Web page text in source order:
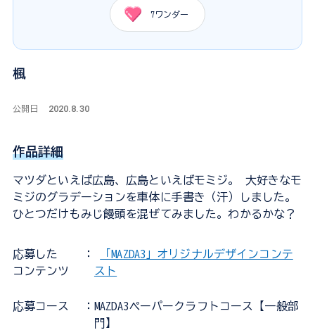
7ワンダー
楓
公開日 2020.8.30
作品詳細
マツダといえば広島、広島といえばモミジ。 大好きなモ
ミジのグラデーションを車体に手書き（汗）しました。
ひとつだけもみじ饅頭を混ぜてみました。わかるかな？
応募した
コンテンツ
：
「MAZDA3」オリジナルデザインコンテ
スト
応募コース
：MAZDA3ペーパークラフトコース【一般部
門】